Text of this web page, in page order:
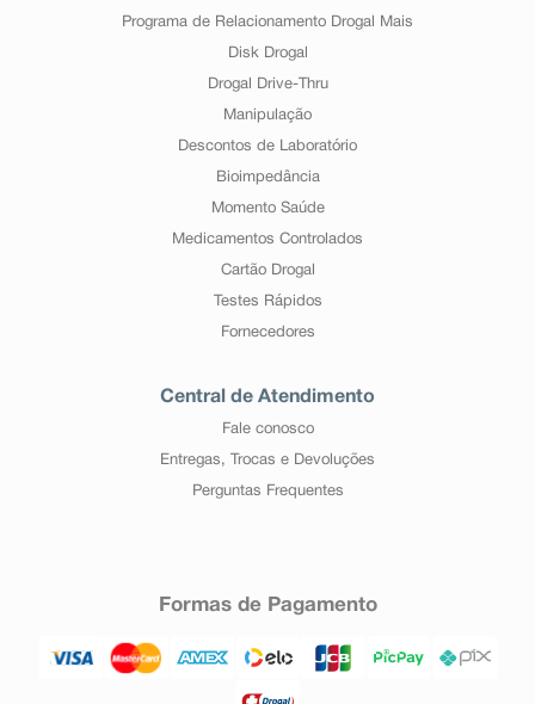
Programa de Relacionamento Drogal Mais
Disk Drogal
Drogal Drive-Thru
Manipulação
Descontos de Laboratório
Bioimpedância
Momento Saúde
Medicamentos Controlados
Cartão Drogal
Testes Rápidos
Fornecedores
Central de Atendimento
Fale conosco
Entregas, Trocas e Devoluções
Perguntas Frequentes
Formas de Pagamento